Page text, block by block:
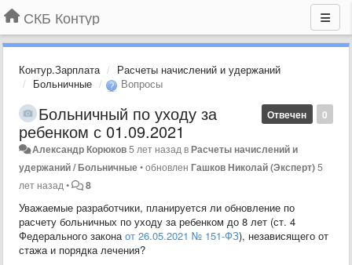
СКБ Контур
Контур.Зарплата
Расчеты начислений и удержаний
Больничные
Вопросы
0
Отвечен
Больничный по уходу за
ребенком с 01.09.2021
Александр Корюков5 лет назад вРасчеты начислений и
удержаний / Больничные•обновлен Гашков Николай (Эксперт)5
лет назад • 8
Уважаемые разработчики, планируется ли обновление по
расчету больничных по уходу за ребенком до 8 лет (ст. 4
Федерального закона от 26.05.2021 № 151-ФЗ), независящего от
стажа и порядка лечения?